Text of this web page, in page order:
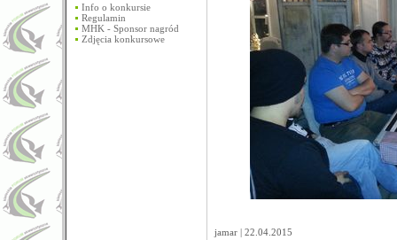
Info o konkursie
Regulamin
MHK - Sponsor nagród
Zdjęcia konkursowe
jamar | 22.04.2015